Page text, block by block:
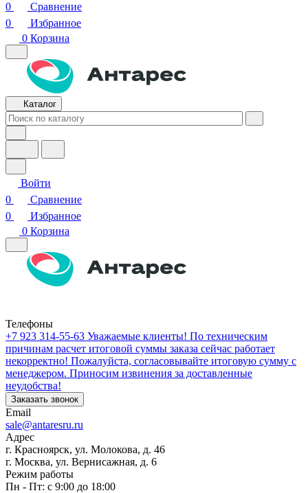
0
Сравнение
0
Избранное
0 Корзина
Каталог
Войти
0
Сравнение
0
Избранное
0 Корзина
Телефоны
+7 923 314-55-63 Уважаемые клиенты! По техническим
причинам расчет итоговой суммы заказа сейчас работает
некорректно! Пожалуйста, согласовывайте итоговую сумму с
менеджером. Приносим извинения за доставленные
неудобства!
Заказать звонок
Email
sale@antaresru.ru
Адрес
г. Красноярск, ул. Молокова, д. 46
г. Москва, ул. Вернисажная, д. 6
Режим работы
Пн - Пт: с 9:00 до 18:00